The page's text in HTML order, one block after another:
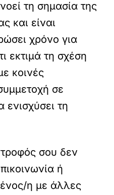
τη σημασία της
και είναι
χρόνο για
εκτιμά τη σχέση
κοινές
σε
ενισχύσει τη
σου δεν
ή
η με άλλες